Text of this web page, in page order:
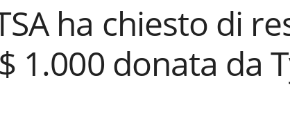
ha chiesto di
1.000 donata da